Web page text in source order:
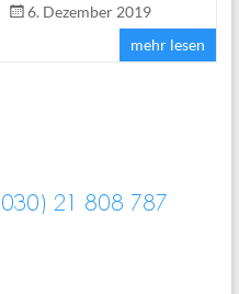
6. Dezember 2019
mehr lesen